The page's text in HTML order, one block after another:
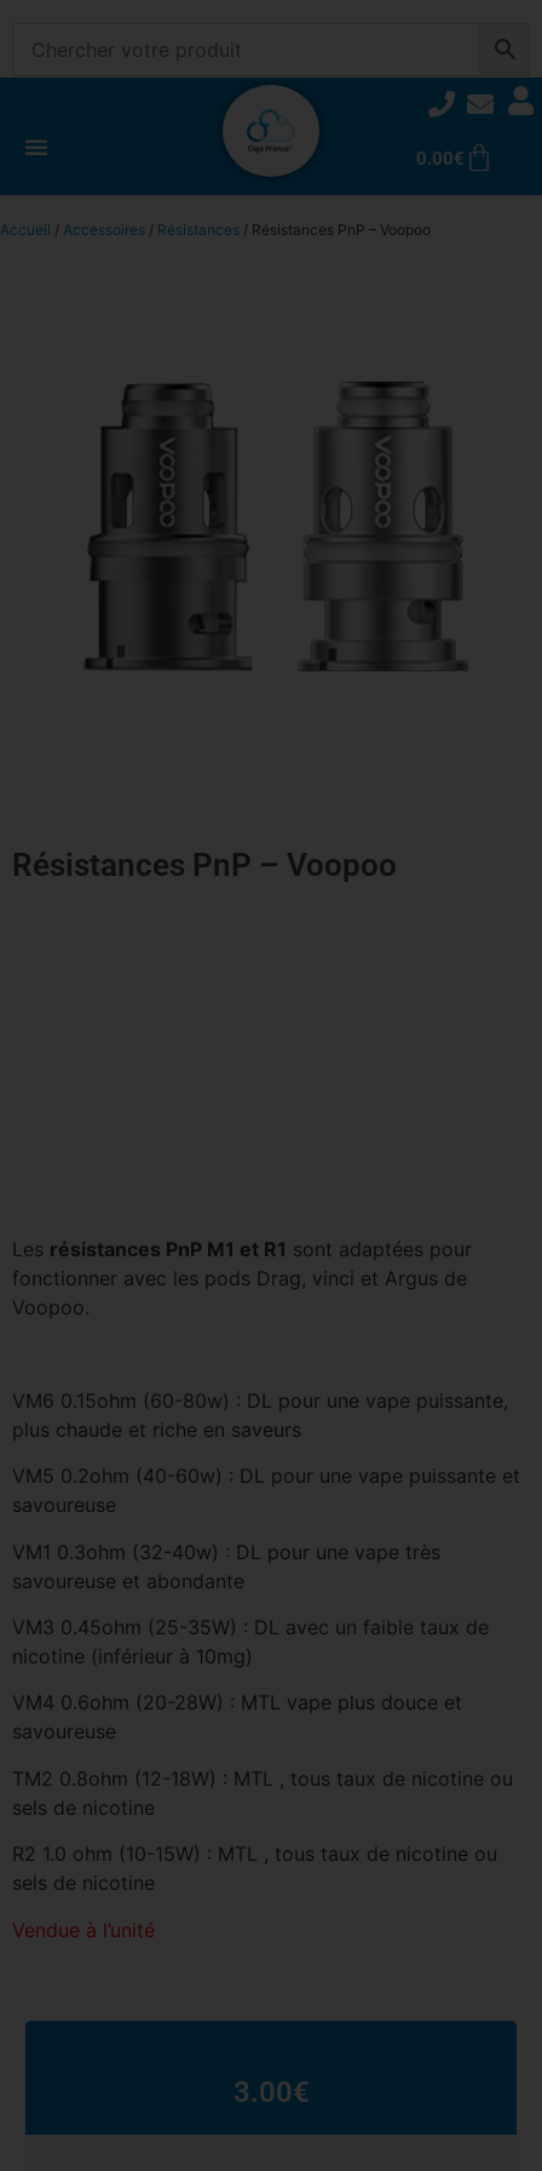
0.00€
Accueil / Accessoires / Résistances / Résistances PnP – Voopoo
Résistances PnP – Voopoo
Les résistances PnP M1 et R1 sont adaptées pour
fonctionner avec les pods Drag, vinci et Argus de
Voopoo.
VM6 0.15ohm (60-80w) : DL pour une vape puissante,
plus chaude et riche en saveurs
VM5 0.2ohm (40-60w) : DL pour une vape puissante et
savoureuse
VM1 0.3ohm (32-40w) : DL pour une vape très
savoureuse et abondante
VM3 0.45ohm (25-35W) : DL avec un faible taux de
nicotine (inférieur à 10mg)
VM4 0.6ohm (20-28W) : MTL vape plus douce et
savoureuse
TM2 0.8ohm (12-18W) : MTL , tous taux de nicotine ou
sels de nicotine
R2 1.0 ohm (10-15W) : MTL , tous taux de nicotine ou
sels de nicotine
Vendue à l’unité
3.00€